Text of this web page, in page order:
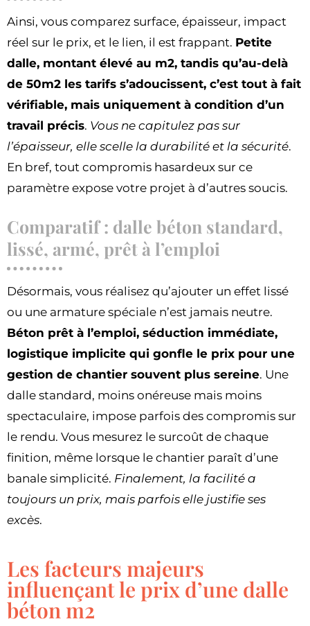
Ainsi, vous comparez surface, épaisseur, impact
réel sur le prix, et le lien, il est frappant. Petite
dalle, montant élevé au m2, tandis qu’au-delà
de 50m2 les tarifs s’adoucissent, c’est tout à fait
vérifiable, mais uniquement à condition d’un
travail précis. Vous ne capitulez pas sur
l’épaisseur, elle scelle la durabilité et la sécurité.
En bref, tout compromis hasardeux sur ce
paramètre expose votre projet à d’autres soucis.
Comparatif : dalle béton standard,
lissé, armé, prêt à l’emploi
Désormais, vous réalisez qu’ajouter un effet lissé
ou une armature spéciale n’est jamais neutre.
Béton prêt à l’emploi, séduction immédiate,
logistique implicite qui gonfle le prix pour une
gestion de chantier souvent plus sereine. Une
dalle standard, moins onéreuse mais moins
spectaculaire, impose parfois des compromis sur
le rendu. Vous mesurez le surcoût de chaque
finition, même lorsque le chantier paraît d’une
banale simplicité. Finalement, la facilité a
toujours un prix, mais parfois elle justifie ses
excès.
Les facteurs majeurs
influençant le prix d’une dalle
béton m2